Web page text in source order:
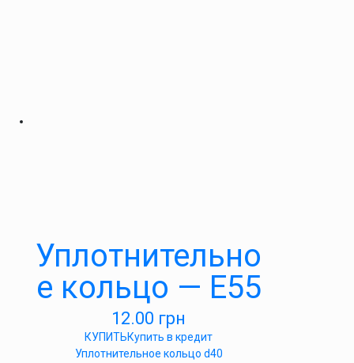
Уплотнительно
е кольцо — Е55
12.00 грн
КУПИТЬКупить в кредит
Уплотнительное кольцо d40